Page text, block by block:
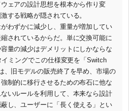
ェアの設計思想を根本から作り変
する戦略が隠されている。
わずかに減少し、重量が増加してい
されているからだ。単に交換可能に
量の減少はデメリットにしかならな
ミングでこの仕様変更を「Switch
、旧モデルの販売終了を早め、市場の
制的に移行させるための布石に他な
いルールを利用して、本来なら設計
し、ユーザーに「長く使える」とい